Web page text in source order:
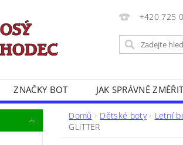
+420 725
ZNAČKY BOT JAK SPRÁVNĚ
BLOG CENÍK DOPRAVY A
FORMULÁŘ NA VRÁCENÍ ZBOŽÍ
Domů Dětské boty Letní
GLITTER